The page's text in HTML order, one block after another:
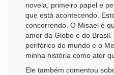
novela, primeiro papel e
que está acontecendo.
concorrendo. O Misael é
amor da Globo e do
periférico do mundo e o
minha história como ator
Ele também comentou